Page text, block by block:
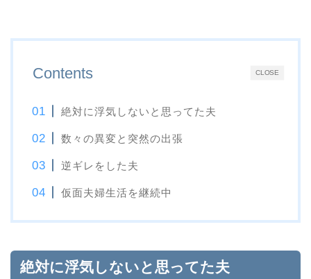
CLOSE
Contents
絶対に浮気しないと思ってた夫
数々の異変と突然の出張
逆ギレをした夫
仮面夫婦生活を継続中
絶対に浮気しないと思ってた夫